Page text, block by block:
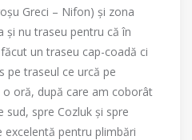
Greci – Nifon) și zona
și nu traseu pentru că în
un traseu cap-coadă ci
pe traseul ce urcă pe
oră, după care am coborât
spre Cozluk și spre
excelentă pentru plimbări